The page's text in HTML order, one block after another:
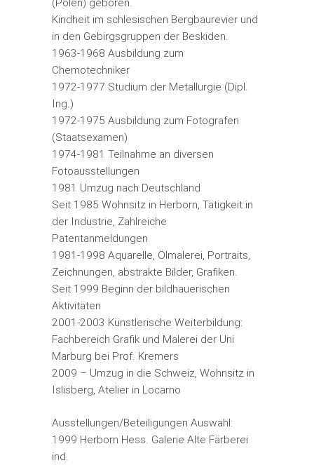
Kindheit im schlesischen Bergbaurevier und
in den Gebirgsgruppen der Beskiden.
1963-1968 Ausbildung zum
Chemotechniker
1972-1977 Studium der Metallurgie (Dipl.
Ing.)
1972-1975 Ausbildung zum Fotografen
(Staatsexamen)
1974-1981 Teilnahme an diversen
Fotoausstellungen
1981 Umzug nach Deutschland
Seit 1985 Wohnsitz in Herborn, Tätigkeit in
der Industrie, Zahlreiche
Patentanmeldungen
1981-1998 Aquarelle, Ölmalerei, Portraits,
Zeichnungen, abstrakte Bilder, Grafiken.
Seit 1999 Beginn der bildhauerischen
Aktivitäten
2001-2003 Künstlerische Weiterbildung:
Fachbereich Grafik und Malerei der Uni
Marburg bei Prof. Kremers
2009 – Umzug in die Schweiz, Wohnsitz in
Islisberg, Atelier in Locarno
Ausstellungen/Beteiligungen Auswahl:
1999 Herborn Hess. Galerie Alte Färberei
ind.